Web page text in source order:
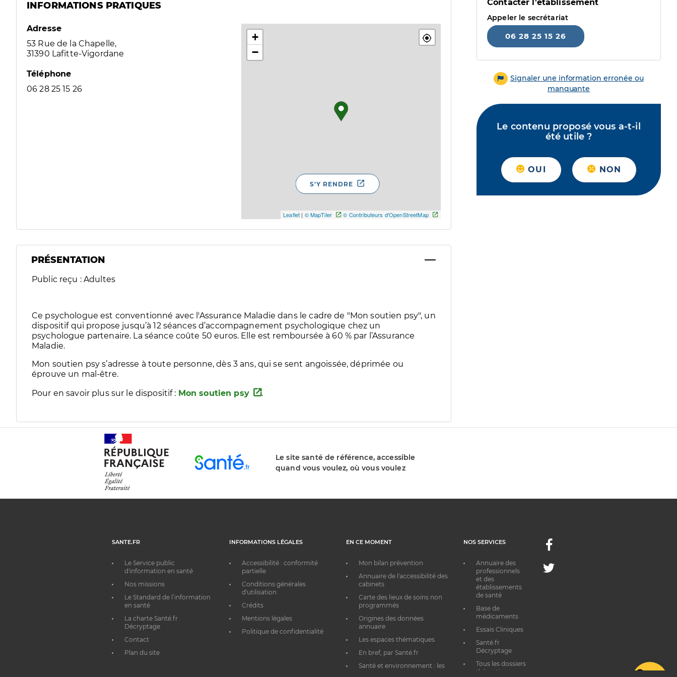
INFORMATIONS PRATIQUES
Adresse
53 Rue de la Chapelle,
31390 Lafitte-Vigordane
Téléphone
06 28 25 15 26
+
−
Leaflet | © MapTiler © Contributeurs d'OpenStreetMap
S'Y RENDRE
PRÉSENTATION
Public reçu : Adultes
Ce psychologue est conventionné avec l'Assurance Maladie dans le cadre de "Mon soutien psy", un
dispositif qui propose jusqu’à 12 séances d’accompagnement psychologique chez un
psychologue partenaire. La séance coûte 50 euros. Elle est remboursée à 60 % par l’Assurance
Maladie.
Mon soutien psy s’adresse à toute personne, dès 3 ans, qui se sent angoissée, déprimée ou
éprouve un mal-être.
Pour en savoir plus sur le dispositif : Mon soutien psy .
Contacter l'établissement
Appeler le secrétariat
06 28 25 15 26
Signaler une information erronée ou
manquante
Le contenu proposé vous a-t-il
été utile ?
OUI NON
Le site santé de référence, accessible
quand vous voulez, où vous voulez
SANTE.FR
Le Service public
d'information en santé
Nos missions
Le Standard de l’information
en santé
La charte Santé.fr
Décryptage
Contact
Plan du site
INFORMATIONS LÉGALES
Accessibilité : conformité
partielle
Conditions générales
d'utilisation
Crédits
Mentions légales
Politique de confidentialité
EN CE MOMENT
Mon bilan prévention
Annuaire de l'accessibilité des
cabinets
Carte des lieux de soins non
programmés
Origines des données
annuaire
Les espaces thématiques
En bref, par Santé.fr
Santé et environnement : les
NOS SERVICES
Annuaire des
professionnels
et des
établissements
de santé
Base de
médicaments
Essais Cliniques
Santé.fr
Décryptage
Tous les dossiers
thématiques
Facebook
Twitter